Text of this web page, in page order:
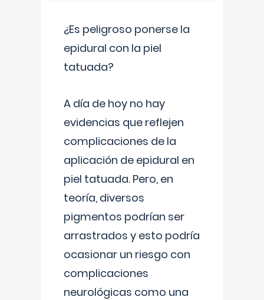
¿Es peligroso ponerse la
epidural con la piel
tatuada?
A día de hoy no hay
evidencias que reflejen
complicaciones de la
aplicación de epidural en
piel tatuada. Pero, en
teoría, diversos
pigmentos podrían ser
arrastrados y esto podría
ocasionar un riesgo con
complicaciones
neurológicas como una